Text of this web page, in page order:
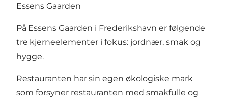
Essens Gaarden
På Essens Gaarden i Frederikshavn er følgende
tre kjerneelementer i fokus: jordnær, smak og
hygge.
Restauranten har sin egen økologiske mark
som forsyner restauranten med smakfulle og